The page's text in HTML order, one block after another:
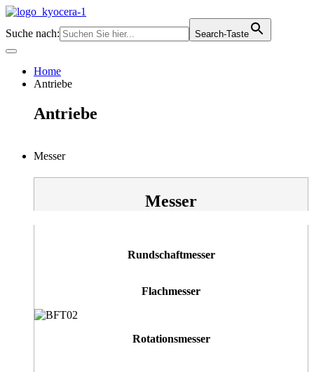
Zum
springen
Suche nach: Search-Taste
Home
Antriebe
Antriebe
Messer
Messer
Rundschaftmesser
Flachmesser
Rotationsmesser